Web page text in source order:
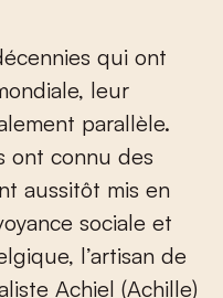
qui ont
leur
parallèle.
ont connu des
aussitôt mis en
sociale et
l’artisan de
Achiel (Achille)